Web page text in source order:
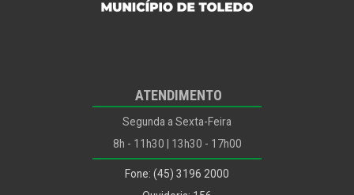
Secretaria da Mulher
Secretaria de Recursos Humanos
Secretaria da Saúde
Secretaria de Segurança e Trânsito
ATENDIMENTO
Segunda a Sexta-Feira
8h - 11h30 | 13h30 - 17h00
Fone: (45) 3196 2000